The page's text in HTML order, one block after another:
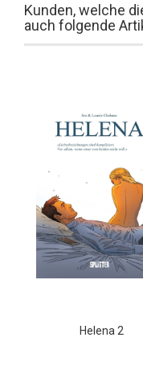
Kunden, welche
auch folgende
Helena 2